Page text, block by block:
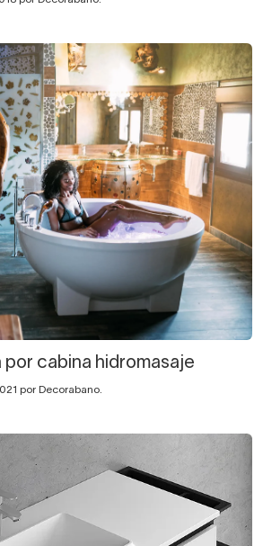
por cabina hidromasaje
por Decorabano.